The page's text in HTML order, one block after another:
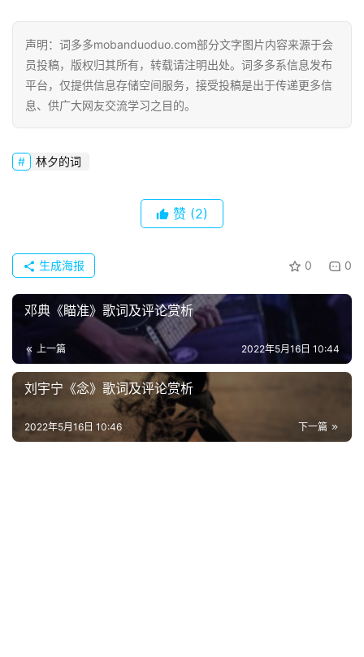
经
典
歌
今
用
贺
词
网
络
热
登录
声明：词多多mobanduoduo.com部分文字图片内容来源于会
员投稿，版权归其所有，转载请注明出处。词多多系信息发布
平台，仅提供信息存储空间服务，接受投稿是出于传递更多信
息、供广大网友交流学习之目的。
林夕的词
赞 (2)
0 0
生成海报
邓典《瞄准》歌词及评论赏析
上一篇 2022年5月16日 10:44
刘宇宁《念》歌词及评论赏析
下一篇
2022年5月16日 10:46